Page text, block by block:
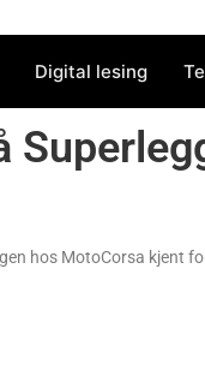
Digital lesing
hos MotoCorsa kjent